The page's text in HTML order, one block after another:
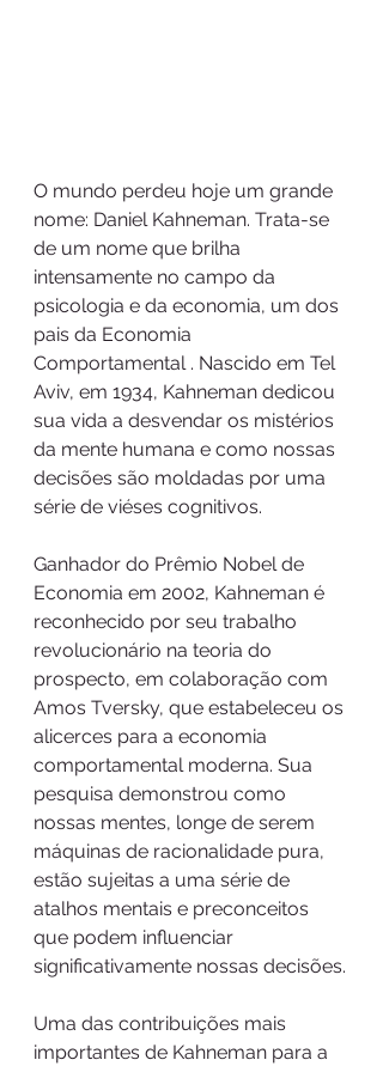
O mundo perdeu hoje um grande
nome: Daniel Kahneman. Trata-se
de um nome que brilha
intensamente no campo da
psicologia e da economia, um dos
pais da Economia
Comportamental . Nascido em Tel
Aviv, em 1934, Kahneman dedicou
sua vida a desvendar os mistérios
da mente humana e como nossas
decisões são moldadas por uma
série de viéses cognitivos.
Ganhador do Prêmio Nobel de
Economia em 2002, Kahneman é
reconhecido por seu trabalho
revolucionário na teoria do
prospecto, em colaboração com
Amos Tversky, que estabeleceu os
alicerces para a economia
comportamental moderna. Sua
pesquisa demonstrou como
nossas mentes, longe de serem
máquinas de racionalidade pura,
estão sujeitas a uma série de
atalhos mentais e preconceitos
que podem influenciar
significativamente nossas decisões.
Uma das contribuições mais
importantes de Kahneman para a